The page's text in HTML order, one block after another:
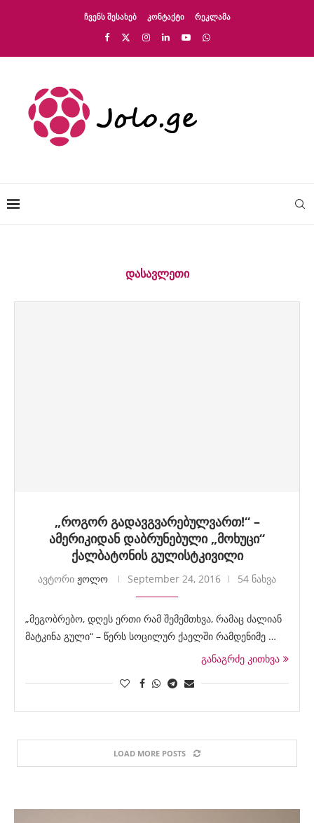
ᲩᲕᲔᲜᲡ ᲨᲔᲡᲐᲮᲔᲑ ᲙᲝᲜᲢᲐᲥᲢᲘ ᲠᲔᲙᲚᲐᲛᲐ
ᲓᲐᲡᲐᲕᲚᲔᲗᲘ
„როგორ გადავგვარებულვართ!“ –
ამერიკიდან დაბრუნებული „მოხუცი“
ქალბატონის გულისტკივილი
ავტორი ჟოლო September 24, 2016 54 ნახვა
„მეგობრებო, დღეს ერთი რამ შემემთხვა, რამაც ძალიან
მატკინა გული“ – წერს სოცილურ ქაელში რამდენიმე …
განაგრძე კითხვა
LOAD MORE POSTS